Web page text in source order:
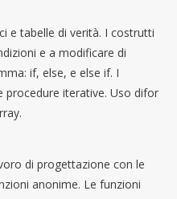
e tabelle di verità. I costrutti
e a modificare di
if, else, e else if. I
procedure iterative. Uso difor
di progettazione con le
anonime. Le funzioni